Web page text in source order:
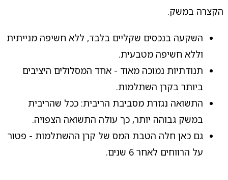
הקצרה במשק.
השקעה בנכסים שקליים בלבד, ללא חשיפה מנייתית
וללא חשיפה מטבעית.
תנודתיות נמוכה מאוד - אחד המסלולים היציבים
ביותר בקרן השתלמות.
התשואה נגזרת מסביבת הריבית: ככל שהריבית
במשק גבוהה יותר, כך עולה התשואה הצפויה.
גם כאן חלה הטבת המס של קרן ההשתלמות - פטור
על הרווחים לאחר 6 שנים.